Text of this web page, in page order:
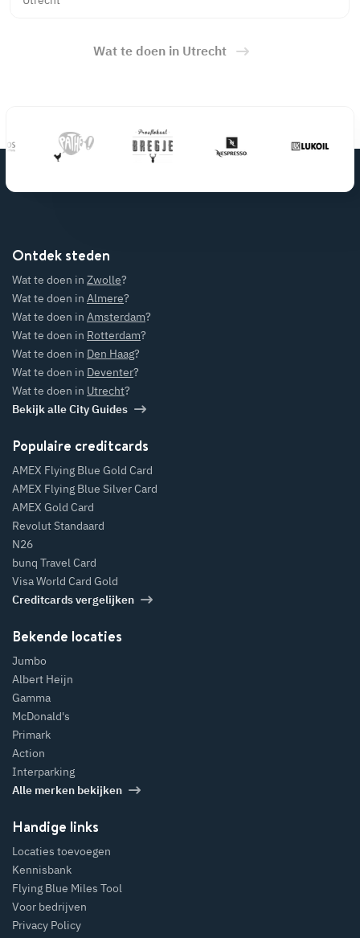
Wat te doen in Utrecht
Ontdek steden
Wat te doen in Zwolle?
Wat te doen in Almere?
Wat te doen in Amsterdam?
Wat te doen in Rotterdam?
Wat te doen in Den Haag?
Wat te doen in Deventer?
Wat te doen in Utrecht?
Bekijk alle City Guides
Populaire creditcards
AMEX Flying Blue Gold Card
AMEX Flying Blue Silver Card
AMEX Gold Card
Revolut Standaard
N26
bunq Travel Card
Visa World Card Gold
Creditcards vergelijken
Bekende locaties
Jumbo
Albert Heijn
Gamma
McDonald's
Primark
Action
Interparking
Alle merken bekijken
Handige links
Locaties toevoegen
Kennisbank
Flying Blue Miles Tool
Voor bedrijven
Privacy Policy